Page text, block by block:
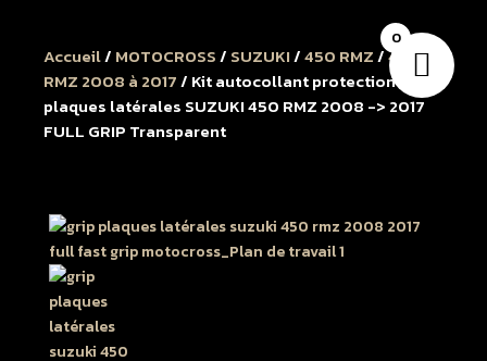
Accueil/ MOTOCROSS/ SUZUKI/450 RMZ/450
RMZ 2008 à 2017/ Kit autocollant protection
plaques latérales SUZUKI 450 RMZ 2008 -> 2017
FULL GRIP Transparent
0